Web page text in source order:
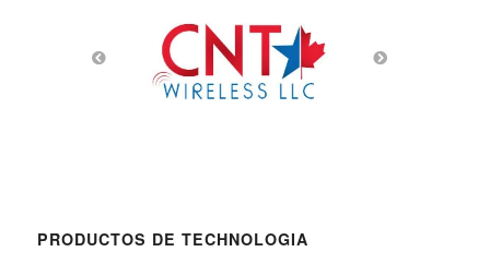
PRODUCTOS DE TECHNOLOGIA